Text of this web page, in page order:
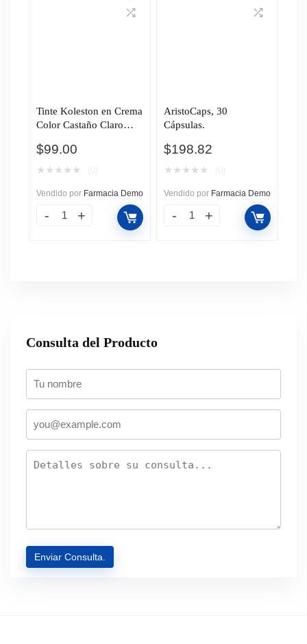
Tinte Koleston en Crema
Color Castaño Claro
$99.00
★ ★ ★ ★ ★
Vendido por Farmacia Demo
AristoCaps, 30
Cápsulas.
$198.82
★ ★ ★ ★ ★
Vendido por Farmacia Demo
Consulta del Producto